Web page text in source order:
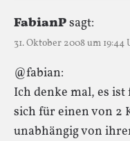
FabianPsagt:
31. Oktober 2008 um 19:44
@fabian:
Ich denke mal, es
sich für einen von 2
unabhängig von